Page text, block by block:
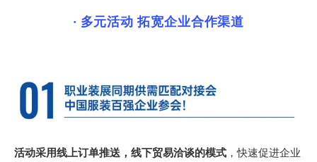
· 多元活动 拓宽企业合作渠道
活动采用线上订单推送，线下贸易洽谈的模式，快速促进企业